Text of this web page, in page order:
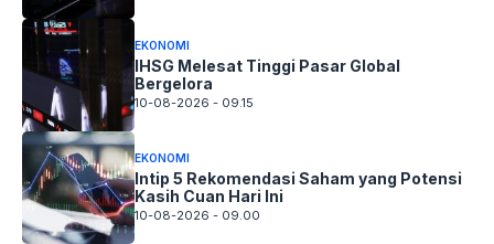
EKONOMI
IHSG Melesat Tinggi Pasar Global
Bergelora
10-08-2026 - 09.15
EKONOMI
Intip 5 Rekomendasi Saham yang Potensi
Kasih Cuan Hari Ini
10-08-2026 - 09.00